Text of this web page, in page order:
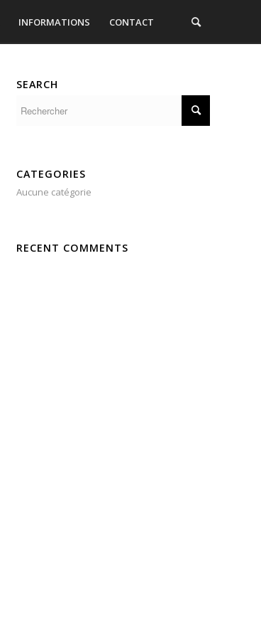
INFORMATIONS CONTACT
SEARCH
CATEGORIES
Aucune catégorie
RECENT COMMENTS